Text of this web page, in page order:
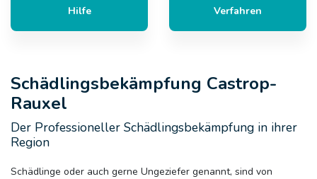
Hilfe
Verfahren
Schädlingsbekämpfung Castrop-
Rauxel
Der Professioneller Schädlingsbekämpfung in ihrer
Region
Schädlinge oder auch gerne Ungeziefer genannt, sind von